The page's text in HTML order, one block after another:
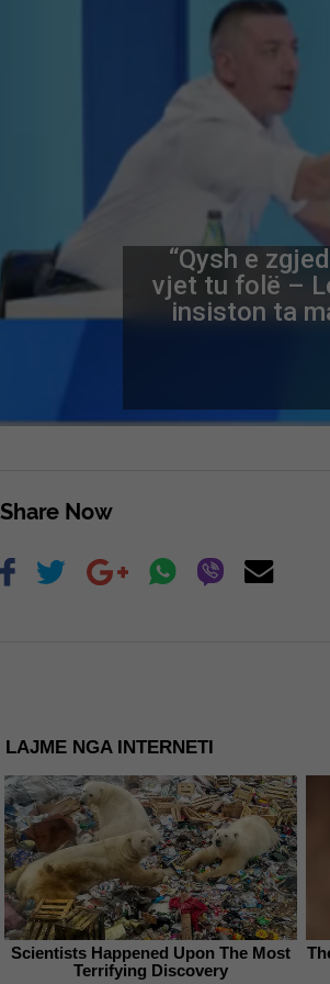
“Qysh e
vjet tu folë –
insiston ta
Share Now
LAJME NGA INTERNETI
Scientists Happened Upon The Most
Terrifying Discovery